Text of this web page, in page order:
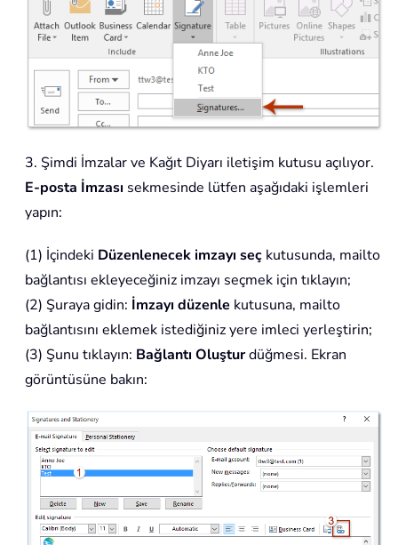
3. Şimdi İmzalar ve Kağıt Diyarı iletişim kutusu açılıyor.
E-posta İmzası sekmesinde lütfen aşağıdaki işlemleri
yapın:
(1) İçindeki Düzenlenecek imzayı seç kutusunda, mailto
bağlantısı ekleyeceğiniz imzayı seçmek için tıklayın;
(2) Şuraya gidin: İmzayı düzenle kutusuna, mailto
bağlantısını eklemek istediğiniz yere imleci yerleştirin;
(3) Şunu tıklayın: Bağlantı Oluşturdüğmesi. Ekran
görüntüsüne bakın: